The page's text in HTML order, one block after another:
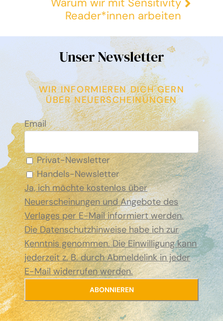
Reader*innen arbeiten
Unser Newsletter
WIR INFORMIEREN DICH GERN
ÜBER NEUERSCHEINUNGEN
Email
Privat-Newsletter
Handels-Newsletter
Ja, ich möchte kostenlos über
Neuerscheinungen und Angebote des
Verlages per E-Mail informiert werden.
Die Datenschutzhinweise habe ich zur
Kenntnis genommen. Die Einwilligung kann
jederzeit z. B. durch Abmeldelink in jeder
E-Mail widerrufen werden.